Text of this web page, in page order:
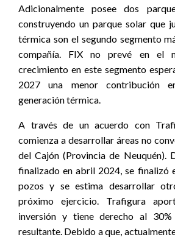
Adicionalmente posee dos
construyendo un parque solar que
térmica son el segundo segmento
compañía. FIX no prevé en el
crecimiento en este segmento
2027 una menor contribución
generación térmica.
A través de un acuerdo con
comienza a desarrollar áreas no
del Cajón (Provincia de Neuquén).
finalizado en abril 2024, se finalizó
pozos y se estima desarrollar
próximo ejercicio. Trafigura
inversión y tiene derecho al
resultante. Debido a que,